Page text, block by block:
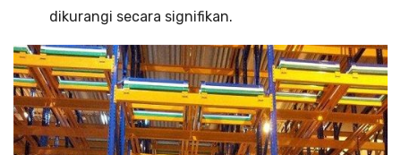
dikurangi secara signifikan.